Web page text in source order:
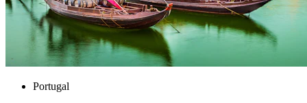
Portugal